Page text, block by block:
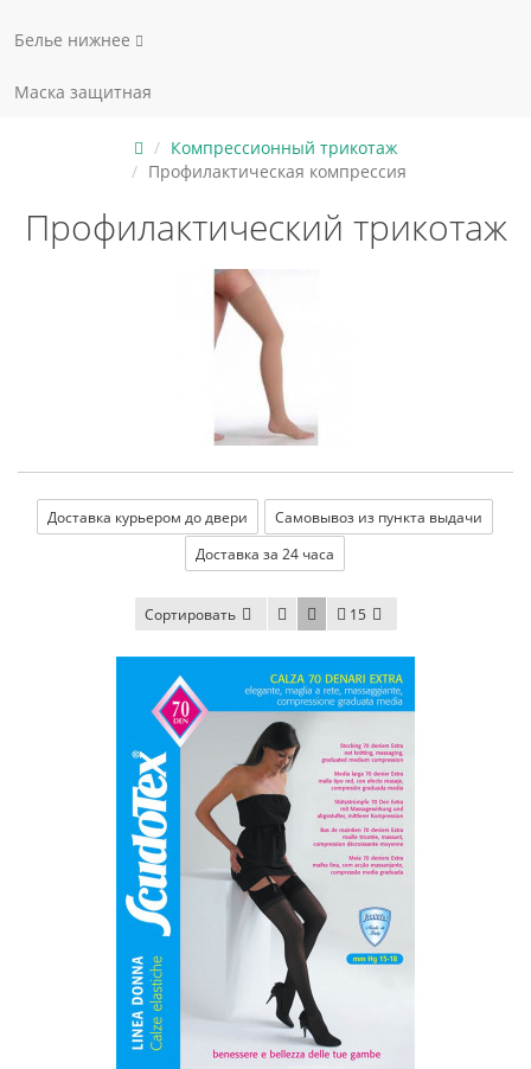
Белье нижнее
Маска защитная
Компрессионный трикотаж
Профилактическая компрессия
Профилактический трикотаж
Доставка курьером до двери
Самовывоз из пункта выдачи
Доставка за 24 часа
Сортировать 15